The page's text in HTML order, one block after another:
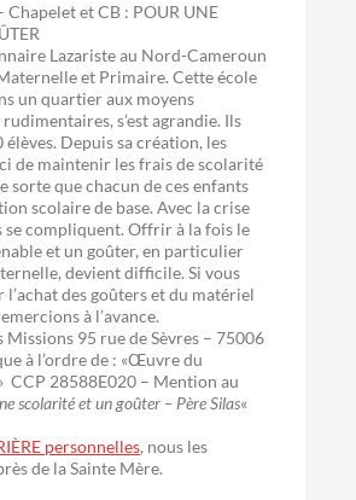
Chapelet et CB : POUR UNE
Lazariste au Nord-Cameroun
et Primaire. Cette école
un quartier aux moyens
s’est agrandie. Ils
Depuis sa création, les
de maintenir les frais de scolarité
sorte que chacun de ces enfants
scolaire de base. Avec la crise
se compliquent. Offrir à la fois le
et un goûter, en particulier
devient difficile. Si vous
des goûters et du matériel
à l’avance.
Missions 95 rue de Sèvres – 75006
à l’ordre de : «Œuvre du
CCP 28588E020 – Mention au
scolarité et un goûter – Père Silas«
personnelles, nous les
de la Sainte Mère.